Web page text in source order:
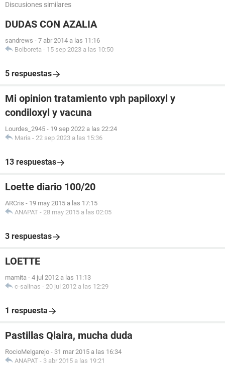
Discusiones similares
DUDAS CON AZALIA
sandrews - 7 abr 2014 a las 11:16
Bolboreta - 15 sep 2023 a las 10:50
5 respuestas
Mi opinion tratamiento vph papiloxyl y
condiloxyl y vacuna
Lourdes_2945 - 19 sep 2022 a las 22:24
Maria - 22 sep 2023 a las 15:36
13 respuestas
Loette diario 100/20
ARCris - 19 may 2015 a las 17:15
ANAPAT - 28 may 2015 a las 02:05
3 respuestas
LOETTE
mamita - 4 jul 2012 a las 11:13
c-salinas - 20 jul 2012 a las 12:29
1 respuesta
Pastillas Qlaira, mucha duda
RocioMelgarejo - 31 mar 2015 a las 16:34
ANAPAT - 3 abr 2015 a las 19:21